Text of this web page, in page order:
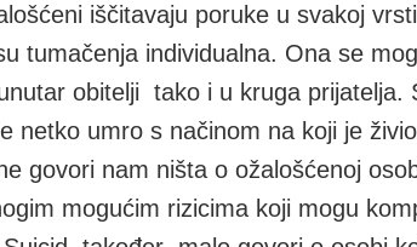
iščitavaju poruke u svakoj
tumačenja individualna. Ona se
obitelji tako i u kruga prijatelja.
netko umro s načinom na koji je
govori nam ništa o ožalošćenoj
mogućim rizicima koji mogu